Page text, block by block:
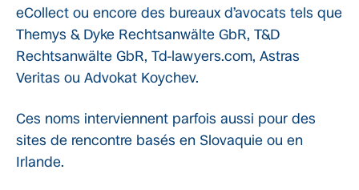
eCollect ou encore des bureaux d’avocats tels que
Themys & Dyke Rechtsanwälte GbR, T&D
Rechtsanwälte GbR, Td-lawyers.com, Astras
Veritas ou Advokat Koychev.
Ces noms interviennent parfois aussi pour des
sites de rencontre basés en Slovaquie ou en
Irlande.